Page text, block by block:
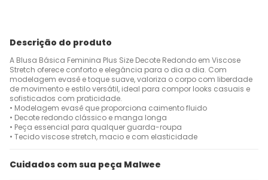
Descrição do produto
A Blusa Básica Feminina Plus Size Decote Redondo em Viscose
Stretch oferece conforto e elegância para o dia a dia. Com
modelagem evasê e toque suave, valoriza o corpo com liberdade
de movimento e estilo versátil, ideal para compor looks casuais e
sofisticados com praticidade.
• Modelagem evasê que proporciona caimento fluido
• Decote redondo clássico e manga longa
• Peça essencial para qualquer guarda-roupa
• Tecido viscose stretch, macio e com elasticidade
Cuidados com sua peça Malwee